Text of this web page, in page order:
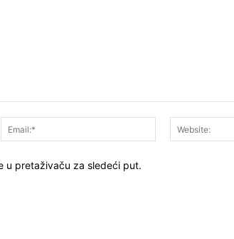
Email:*
u pretaživaču za sledeći put.